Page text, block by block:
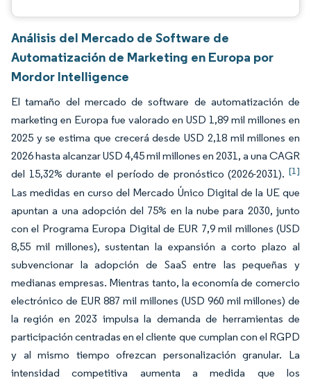
Análisis del Mercado de Software de
Automatización de Marketing en Europa por
Mordor Intelligence
El tamaño del mercado de software de automatización de
marketing en Europa fue valorado en USD 1,89 mil millones en
2025 y se estima que crecerá desde USD 2,18 mil millones en
2026 hasta alcanzar USD 4,45 mil millones en 2031, a una CAGR
del 15,32% durante el período de pronóstico (2026-2031). [1]
Las medidas en curso del Mercado Único Digital de la UE que
apuntan a una adopción del 75% en la nube para 2030, junto
con el Programa Europa Digital de EUR 7,9 mil millones (USD
8,55 mil millones), sustentan la expansión a corto plazo al
subvencionar la adopción de SaaS entre las pequeñas y
medianas empresas. Mientras tanto, la economía de comercio
electrónico de EUR 887 mil millones (USD 960 mil millones) de
la región en 2023 impulsa la demanda de herramientas de
participación centradas en el cliente que cumplan con el RGPD
y al mismo tiempo ofrezcan personalización granular. La
intensidad competitiva aumenta a medida que los